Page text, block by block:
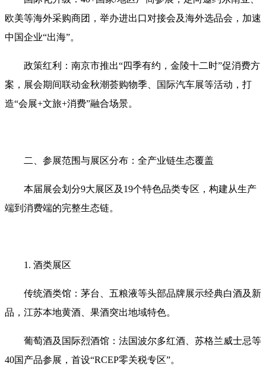
欧美等海外采购商团，举办进出口对接会及海外选品会，加速
中国企业“出海”‌。
政策红利‌：南京市推出“四季有约，金陵十二时”促消费方
案，展会期间联动金秋潮荟购物季、国际汽车展等活动，打
造“会展+文旅+消费”融合场景‌。
二、参展范围与展区分布：全产业链生态覆盖‌
本届展会划分‌9大展区及19个特色品类专区‌，构建从生产
端到消费端的完整生态链‌。
1. 酒类展区‌
传统酒类馆‌：茅台、五粮液等头部品牌展示经典白酒及新
品，江苏本地黄酒、果酒突出地域特色‌。
葡萄酒及国际烈酒馆‌：法国波尔多红酒、苏格兰威士忌等
40国产品参展，首设“RCEP零关税专区”‌。